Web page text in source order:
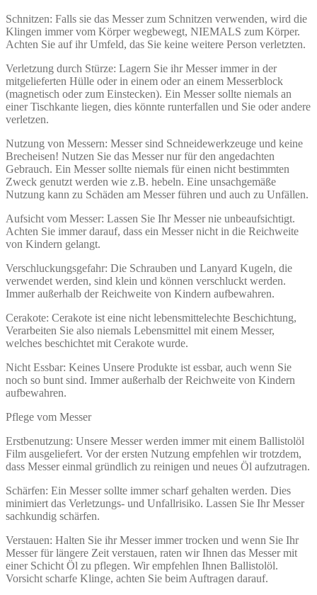
Schnitzen: Falls sie das Messer zum Schnitzen verwenden, wird die
Klingen immer vom Körper wegbewegt, NIEMALS zum Körper.
Achten Sie auf ihr Umfeld, das Sie keine weitere Person verletzten.
Verletzung durch Stürze: Lagern Sie ihr Messer immer in der
mitgelieferten Hülle oder in einem oder an einem Messerblock
(magnetisch oder zum Einstecken). Ein Messer sollte niemals an
einer Tischkante liegen, dies könnte runterfallen und Sie oder andere
verletzen.
Nutzung von Messern: Messer sind Schneidewerkzeuge und keine
Brecheisen! Nutzen Sie das Messer nur für den angedachten
Gebrauch. Ein Messer sollte niemals für einen nicht bestimmten
Zweck genutzt werden wie z.B. hebeln. Eine unsachgemäße
Nutzung kann zu Schäden am Messer führen und auch zu Unfällen.
Aufsicht vom Messer: Lassen Sie Ihr Messer nie unbeaufsichtigt.
Achten Sie immer darauf, dass ein Messer nicht in die Reichweite
von Kindern gelangt.
Verschluckungsgefahr: Die Schrauben und Lanyard Kugeln, die
verwendet werden, sind klein und können verschluckt werden.
Immer außerhalb der Reichweite von Kindern aufbewahren.
Cerakote: Cerakote ist eine nicht lebensmittelechte Beschichtung,
Verarbeiten Sie also niemals Lebensmittel mit einem Messer,
welches beschichtet mit Cerakote wurde.
Nicht Essbar: Keines Unsere Produkte ist essbar, auch wenn Sie
noch so bunt sind. Immer außerhalb der Reichweite von Kindern
aufbewahren.
Pflege vom Messer
Erstbenutzung: Unsere Messer werden immer mit einem Ballistolöl
Film ausgeliefert. Vor der ersten Nutzung empfehlen wir trotzdem,
dass Messer einmal gründlich zu reinigen und neues Öl aufzutragen.
Schärfen: Ein Messer sollte immer scharf gehalten werden. Dies
minimiert das Verletzungs- und Unfallrisiko. Lassen Sie Ihr Messer
sachkundig schärfen.
Verstauen: Halten Sie ihr Messer immer trocken und wenn Sie Ihr
Messer für längere Zeit verstauen, raten wir Ihnen das Messer mit
einer Schicht Öl zu pflegen. Wir empfehlen Ihnen Ballistolöl.
Vorsicht scharfe Klinge, achten Sie beim Auftragen darauf.